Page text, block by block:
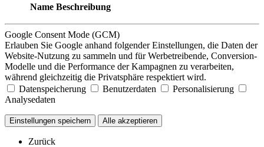
Name Beschreibung
Google Consent Mode (GCM)
Erlauben Sie Google anhand folgender Einstellungen, die Daten der
Website-Nutzung zu sammeln und für Werbetreibende, Conversion-
Modelle und die Performance der Kampagnen zu verarbeiten,
während gleichzeitig die Privatsphäre respektiert wird.
Datenspeicherung
Benutzerdaten
Personalisierung
Analysedaten
Einstellungen speichern Alle akzeptieren
Zurück